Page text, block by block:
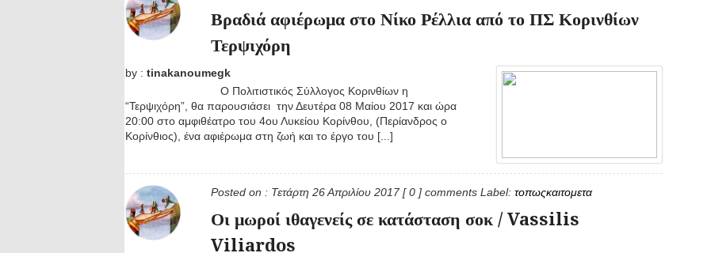
Βραδιά αφιέρωμα στο Νίκο Ρέλλια από το ΠΣ Κορινθίων
Τερψιχόρη
by : tinakanoumegk
Ο Πολιτιστικός Σύλλογος Κορινθίων η
“Τερψιχόρη”, θα παρουσιάσει την Δευτέρα 08 Μαίου 2017 και ώρα
20:00 στο αμφιθέατρο του 4ου Λυκείου Κορίνθου, (Περίανδρος ο
Κορίνθιος), ένα αφιέρωμα στη ζωή και το έργο του [...]
Posted on : Τετάρτη 26 Απριλίου 2017[ 0 ] comments Label: τοπωςκαιτομετα
Οι μωροί ιθαγενείς σε κατάσταση σοκ / Vassilis
Viliardos